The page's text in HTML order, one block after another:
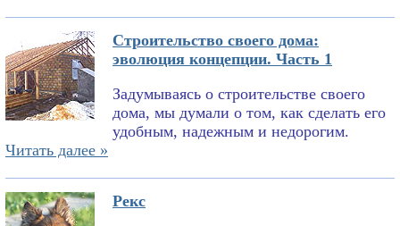
Строительство своего дома:
эволюция концепции. Часть 1
Задумываясь о строительстве своего
дома, мы думали о том, как сделать его
удобным, надежным и недорогим.
Читать далее »
Рекс